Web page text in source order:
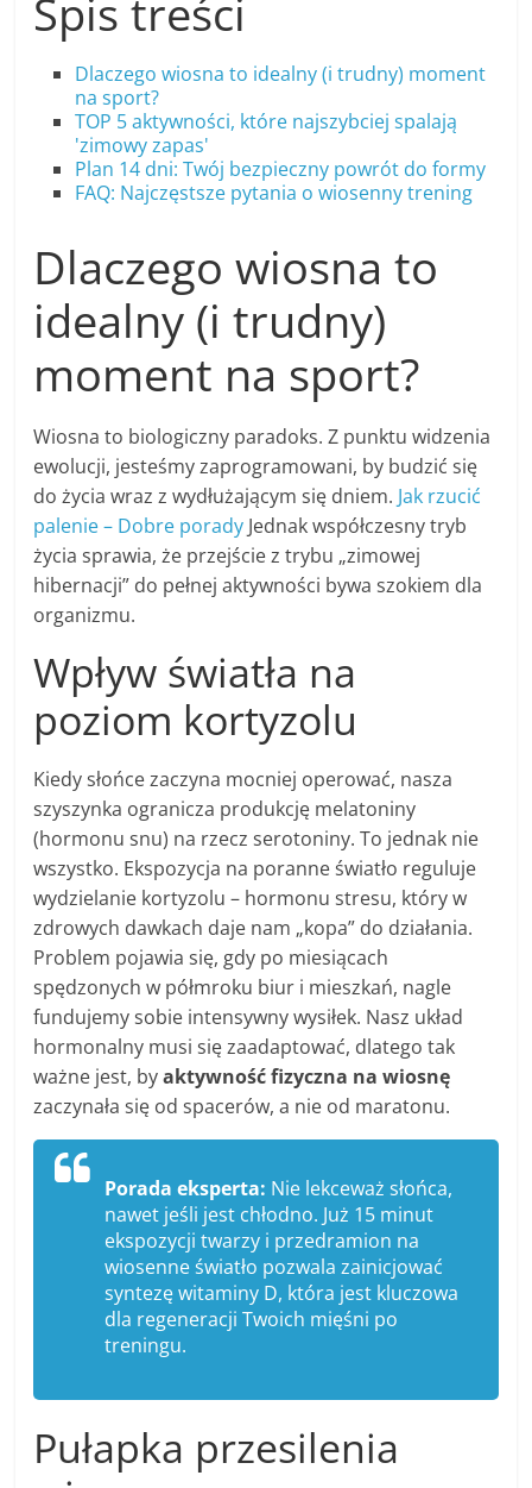
Spis treści
Dlaczego wiosna to idealny (i trudny) moment
na sport?
TOP 5 aktywności, które najszybciej spalają
'zimowy zapas'
Plan 14 dni: Twój bezpieczny powrót do formy
FAQ: Najczęstsze pytania o wiosenny trening
Dlaczego wiosna to
idealny (i trudny)
moment na sport?
Wiosna to biologiczny paradoks. Z punktu widzenia
ewolucji, jesteśmy zaprogramowani, by budzić się
do życia wraz z wydłużającym się dniem. Jak rzucić
palenie – Dobre porady Jednak współczesny tryb
życia sprawia, że przejście z trybu „zimowej
hibernacji” do pełnej aktywności bywa szokiem dla
organizmu.
Wpływ światła na
poziom kortyzolu
Kiedy słońce zaczyna mocniej operować, nasza
szyszynka ogranicza produkcję melatoniny
(hormonu snu) na rzecz serotoniny. To jednak nie
wszystko. Ekspozycja na poranne światło reguluje
wydzielanie kortyzolu – hormonu stresu, który w
zdrowych dawkach daje nam „kopa” do działania.
Problem pojawia się, gdy po miesiącach
spędzonych w półmroku biur i mieszkań, nagle
fundujemy sobie intensywny wysiłek. Nasz układ
hormonalny musi się zaadaptować, dlatego tak
ważne jest, byaktywność fizyczna na wiosnę
zaczynała się od spacerów, a nie od maratonu.
Porada eksperta: Nie lekceważ słońca,
nawet jeśli jest chłodno. Już 15 minut
ekspozycji twarzy i przedramion na
wiosenne światło pozwala zainicjować
syntezę witaminy D, która jest kluczowa
dla regeneracji Twoich mięśni po
treningu.
Pułapka przesilenia